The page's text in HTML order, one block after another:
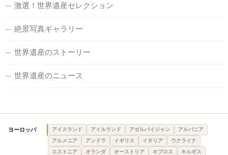
激選！世界遺産セレクション
絶景写真ギャラリー
世界遺産のストーリー
世界遺産のニュース
ヨーロッパ アイスランド アイルランド アゼルバイジャン
アルバニア
アルメニア
アンドラ イギリス イタリア
ウクライナ
エストニア
オランダ オーストリア キプロス
キルギス